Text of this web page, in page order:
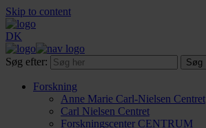
Skip to content
DK
Søg efter:
Forskning
Anne Marie Carl-Nielsen Centret
Carl Nielsen Centret
Forsknings­center CENTRUM